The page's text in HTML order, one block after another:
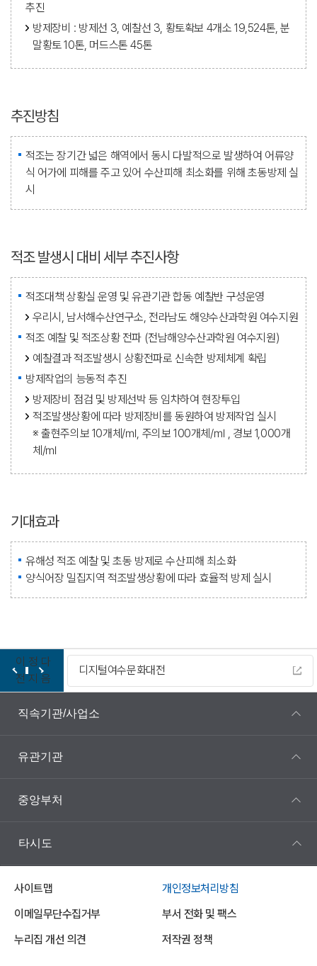
추진
방제장비 : 방제선 3, 예찰선 3, 황토확보 4개소 19,524톤, 분
말황토 10톤, 머드스톤 45톤
추진방침
적조는 장기간 넓은 해역에서 동시 다발적으로 발생하여 어류양
식 어가에 피해를 주고 있어 수산피해 최소화를 위해 초동방제 실
시
적조 발생시 대비 세부 추진사항
적조대책 상황실 운영 및 유관기관 합동 예찰반 구성운영
우리시, 남서해수산연구소, 전라남도 해양수산과학원 여수지원
적조 예찰 및 적조상황 전파 (전남해양수산과학원 여수지원)
예찰결과 적조발생시 상황전파로 신속한 방제체계 확립
방제작업의 능동적 추진
방제장비 점검 및 방제선박 등 임차하여 현장투입
적조발생상황에 따라 방제장비를 동원하여 방제작업 실시
※ 출현주의보 10개체/㎖, 주의보 100개체/㎖ , 경보 1,000개
체/㎖
기대효과
유해성 적조 예찰 및 초동 방제로 수산피해 최소화
양식어장 밀집지역 적조발생상황에 따라 효율적 방제 실시
이
전
정
지
다
음
디지털여수문화대전
직속기관/사업소
유관기관
중앙부처
타시도
사이트맵
개인정보처리방침
이메일무단수집거부
부서 전화 및 팩스
누리집 개선 의견
저작권 정책